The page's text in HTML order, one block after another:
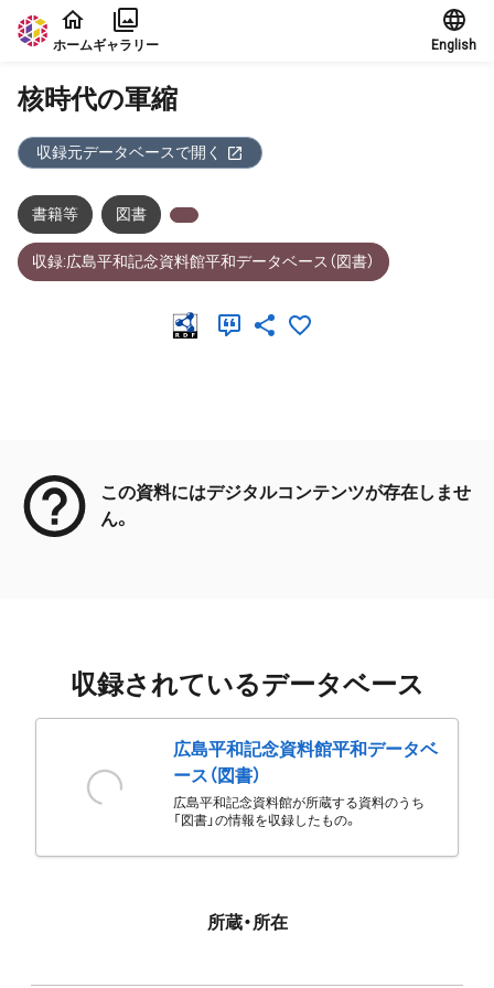
本文に飛ぶ
ホームギャラリー English
核時代の軍縮
収録元データベースで開く
書籍等 図書
収録:広島平和記念資料館平和データベース（図書）
この資料にはデジタルコンテンツが存在しませ
ん。
収録されているデータベース
広島平和記念資料館平和データベ
ース（図書）
広島平和記念資料館が所蔵する資料のうち
「図書」の情報を収録したもの。
所蔵・所在